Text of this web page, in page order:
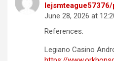
June 28, 2026 at
References:
Legiano Casino